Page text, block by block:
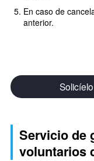
En caso de
anterior.
Servicio de
voluntarios